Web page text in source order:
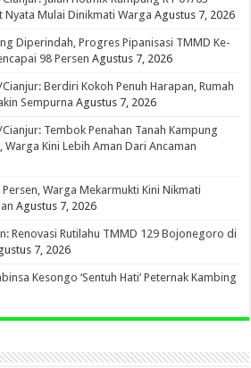
Nyata Mulai Dinikmati Warga Agustus 7, 2026
Diperindah, Progres Pipanisasi TMMD Ke-
98 Persen Agustus 7, 2026
Berdiri Kokoh Penuh Harapan, Rumah
Sempurna Agustus 7, 2026
Tembok Penahan Tanah Kampung
Warga Kini Lebih Aman Dari Ancaman
Warga Mekarmukti Kini Nikmati
Agustus 7, 2026
Renovasi Rutilahu TMMD 129 Bojonegoro di
7, 2026
Kesongo ‘Sentuh Hati’ Peternak Kambing